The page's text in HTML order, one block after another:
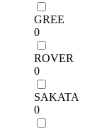
GREE
0
ROVER
0
SAKATA
0